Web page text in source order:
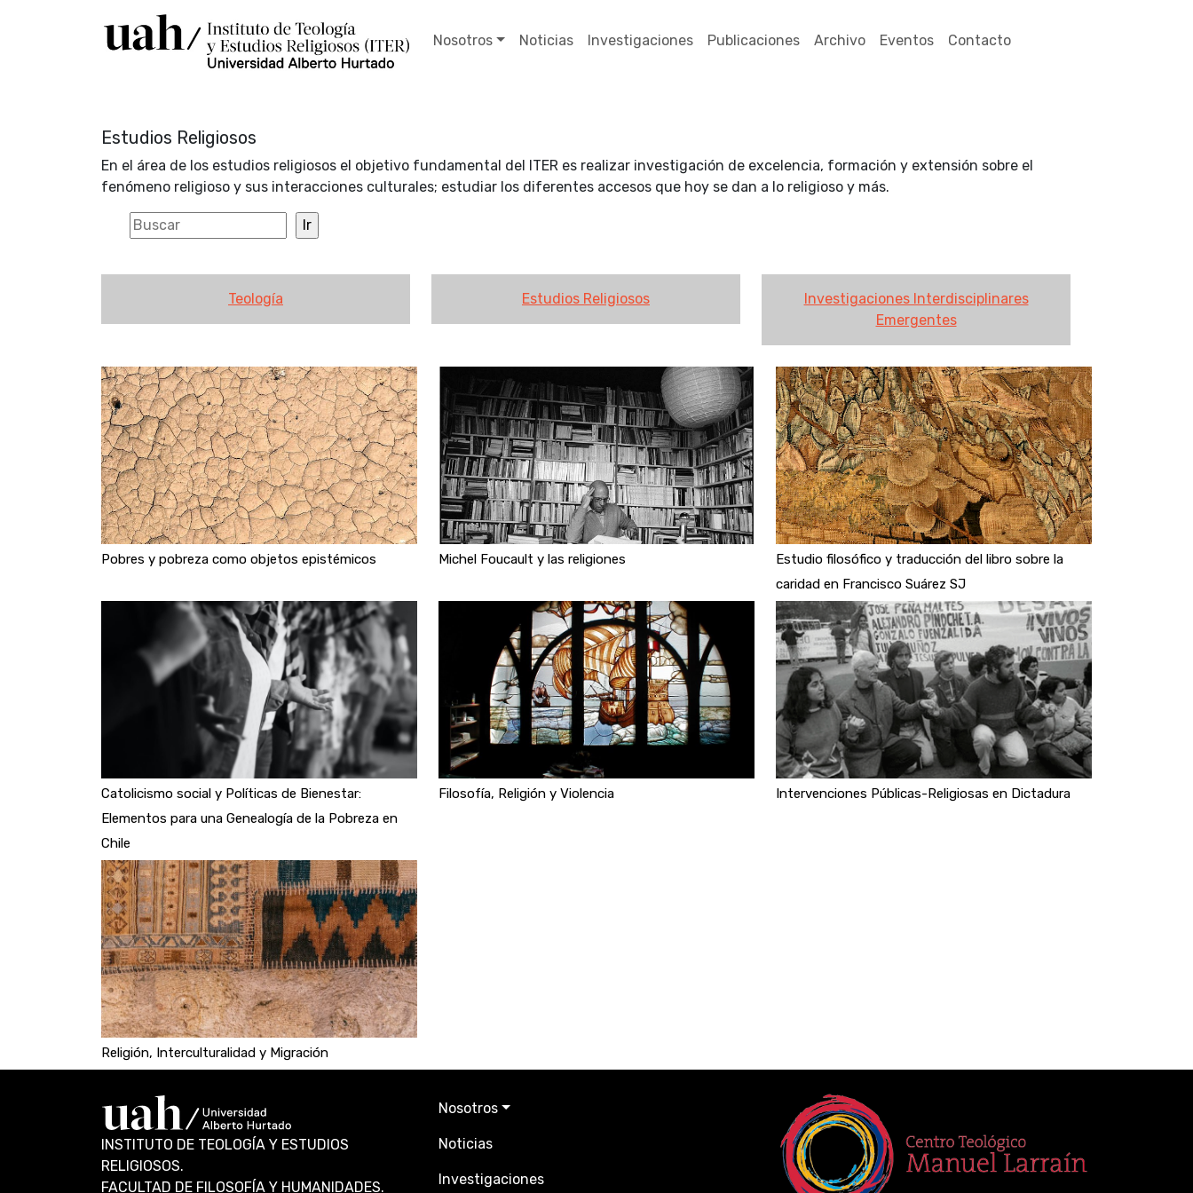
Nosotros Noticias Investigaciones Publicaciones Archivo Eventos Contacto
Estudios Religiosos
En el área de los estudios religiosos el objetivo fundamental del ITER es realizar investigación de excelencia, formación y extensión sobre el
fenómeno religioso y sus interacciones culturales; estudiar los diferentes accesos que hoy se dan a lo religioso y más.
Teología Estudios Religiosos
Investigaciones Interdisciplinares
Emergentes
Pobres y pobreza como objetos epistémicos Michel Foucault y las religiones
Estudio filosófico y traducción del libro sobre la
caridad en Francisco Suárez SJ
Catolicismo social y Políticas de Bienestar:
Elementos para una Genealogía de la Pobreza en
Chile
Filosofía, Religión y Violencia Intervenciones Públicas-Religiosas en Dictadura
Religión, Interculturalidad y Migración
INSTITUTO DE TEOLOGÍA Y ESTUDIOS
RELIGIOSOS.
FACULTAD DE FILOSOFÍA Y HUMANIDADES.
Nosotros
Noticias
Investigaciones